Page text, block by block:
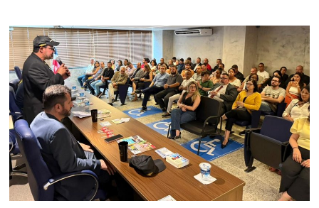
oferta
mais
de
100
vagas
em
cursos
profissionalizantes
de
grande
demanda
mercado